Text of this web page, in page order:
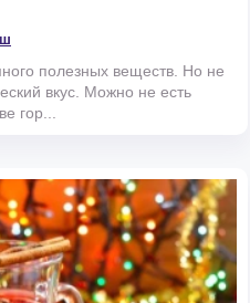
полезных веществ. Но не
вкус. Можно не есть
гор...